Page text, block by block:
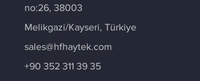
no:26, 38003
Melikgazi/Kayseri, Türkiye
sales@hfhaytek.com
+90 352 311 39 35